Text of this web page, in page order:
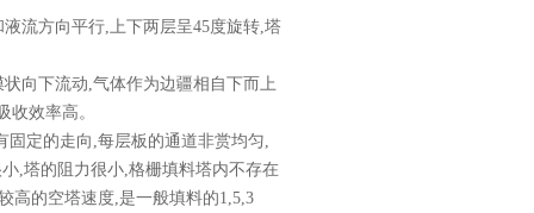
流方向平行,上下两层呈45度旋转,塔
向下流动,气体作为边疆相自下而上
效率高。
定的走向,每层板的通道非赏均匀,
,塔的阻力很小,格栅填料塔内不存在
高的空塔速度,是一般填料的1,5,3